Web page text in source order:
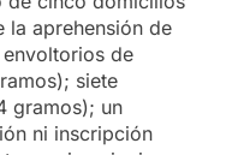
la aprehensión de
de
siete
gramos); un
ni inscripción